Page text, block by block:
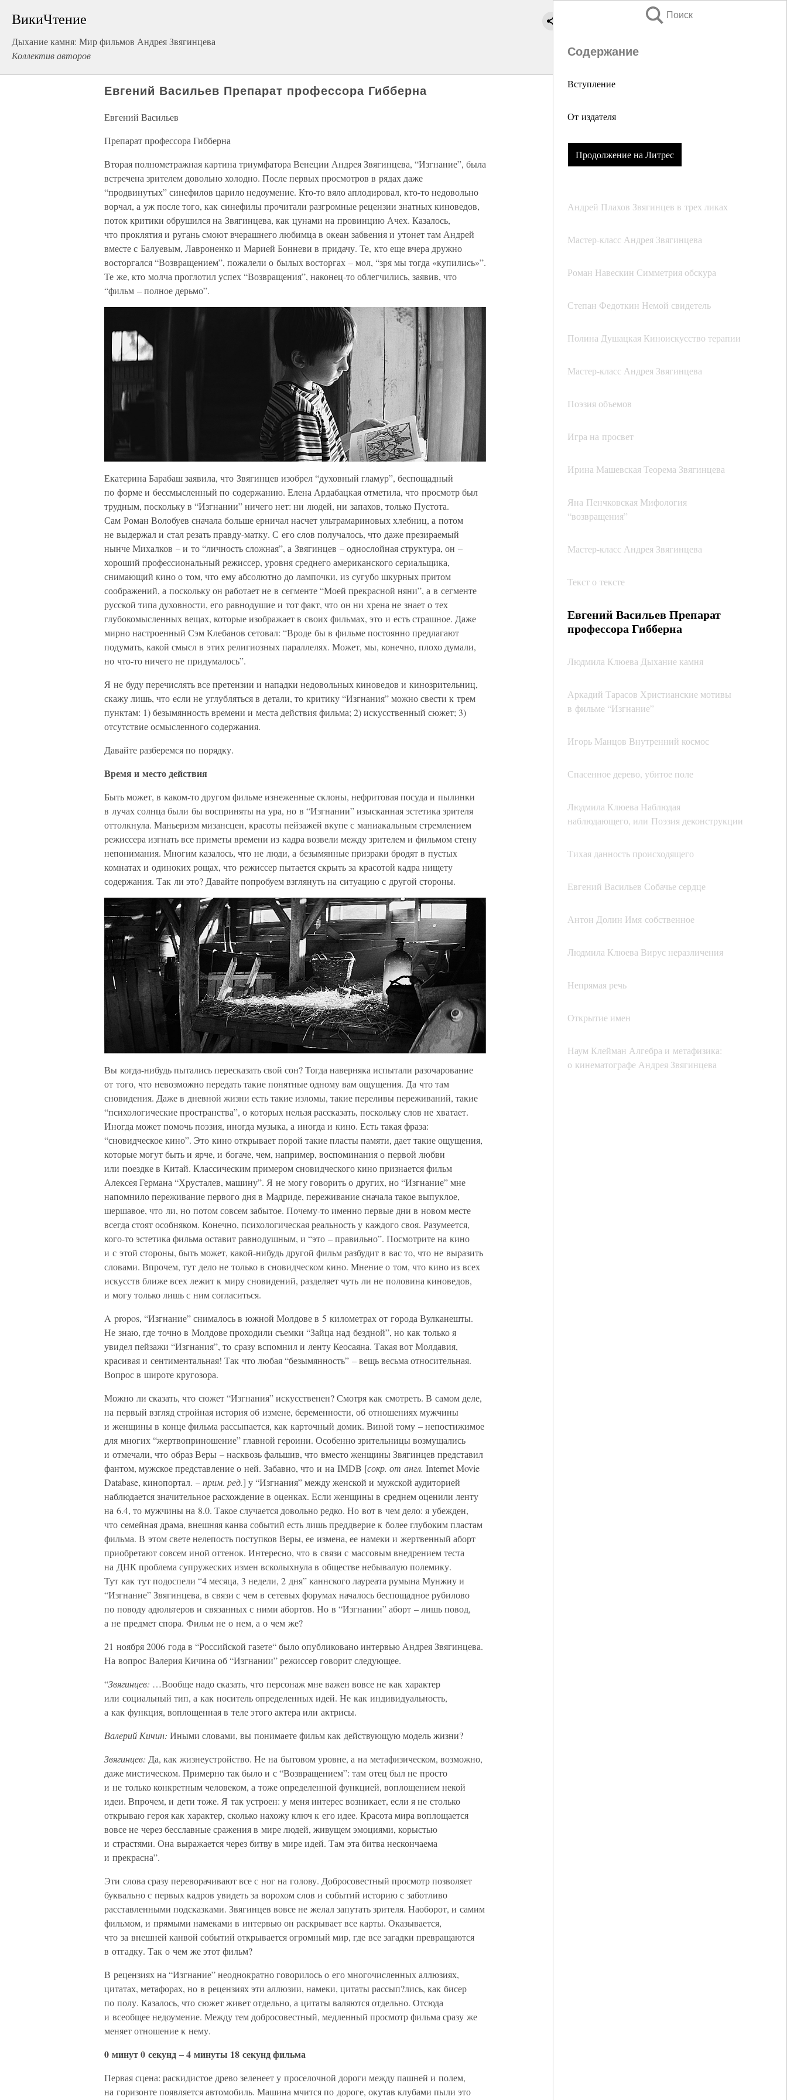
ВикиЧтение
Дыхание камня: Мир фильмов Андрея Звягинцева
Коллектив авторов
Поиск
Содержание
Вступление
От издателя
Продолжение на Литрес
Андрей Плахов Звягинцев в трех ликах
Мастер-класс Андрея Звягинцева
Роман Навескин Симметрия обскура
Степан Федоткин Немой свидетель
Полина Душацкая Киноискусство терапии
Мастер-класс Андрея Звягинцева
Поэзия объемов
Игра на просвет
Ирина Машевская Теорема Звягинцева
Яна Пенчковская Мифология
“возвращения”
Мастер-класс Андрея Звягинцева
Текст о тексте
Евгений Васильев Препарат
профессора Гибберна
Людмила Клюева Дыхание камня
Аркадий Тарасов Христианские мотивы
в фильме “Изгнание”
Игорь Манцов Внутренний космос
Спасенное дерево, убитое поле
Людмила Клюева Наблюдая
наблюдающего, или Поэзия деконструкции
Тихая данность происходящего
Евгений Васильев Собачье сердце
Антон Долин Имя собственное
Людмила Клюева Вирус неразличения
Непрямая речь
Открытие имен
Наум Клейман Алгебра и метафизика:
о кинематографе Андрея Звягинцева
Евгений Васильев Препарат профессора Гибберна
Евгений Васильев
Препарат профессора Гибберна
Вторая полнометражная картина триумфатора Венеции Андрея Звягинцева, “Изгнание”, была
встречена зрителем довольно холодно. После первых просмотров в рядах даже
“продвинутых” синефилов царило недоумение. Кто-то вяло аплодировал, кто-то недовольно
ворчал, а уж после того, как синефилы прочитали разгромные рецензии знатных киноведов,
поток критики обрушился на Звягинцева, как цунами на провинцию Ачех. Казалось,
что проклятия и ругань смоют вчерашнего любимца в океан забвения и утонет там Андрей
вместе с Балуевым, Лавроненко и Марией Бонневи в придачу. Те, кто еще вчера дружно
восторгался “Возвращением”, пожалели о былых восторгах – мол, “зря мы тогда «купились»”.
Те же, кто молча проглотил успех “Возвращения”, наконец-то облегчились, заявив, что
“фильм – полное дерьмо”.
Екатерина Барабаш заявила, что Звягинцев изобрел “духовный гламур”, беспощадный
по форме и бессмысленный по содержанию. Елена Ардабацкая отметила, что просмотр был
трудным, поскольку в “Изгнании” ничего нет: ни людей, ни запахов, только Пустота.
Сам Роман Волобуев сначала больше ерничал насчет ультрамариновых хлебниц, а потом
не выдержал и стал резать правду-матку. С его слов получалось, что даже презираемый
нынче Михалков – и то “личность сложная”, а Звягинцев – однослойная структура, он –
хороший профессиональный режиссер, уровня среднего американского сериальщика,
снимающий кино о том, что ему абсолютно до лампочки, из сугубо шкурных притом
соображений, а поскольку он работает не в сегменте “Моей прекрасной няни”, а в сегменте
русской типа духовности, его равнодушие и тот факт, что он ни хрена не знает о тех
глубокомысленных вещах, которые изображает в своих фильмах, это и есть страшное. Даже
мирно настроенный Сэм Клебанов сетовал: “Вроде бы в фильме постоянно предлагают
подумать, какой смысл в этих религиозных параллелях. Может, мы, конечно, плохо думали,
но что-то ничего не придумалось”.
Я не буду перечислять все претензии и нападки недовольных киноведов и кинозрительниц,
скажу лишь, что если не углубляться в детали, то критику “Изгнания” можно свести к трем
пунктам: 1) безымянность времени и места действия фильма; 2) искусственный сюжет; 3)
отсутствие осмысленного содержания.
Давайте разберемся по порядку.
Время и место действия
Быть может, в каком-то другом фильме изнеженные склоны, нефритовая посуда и пылинки
в лучах солнца были бы восприняты на ура, но в “Изгнании” изысканная эстетика зрителя
оттолкнула. Маньеризм мизансцен, красоты пейзажей вкупе с маниакальным стремлением
режиссера изгнать все приметы времени из кадра возвели между зрителем и фильмом стену
непонимания. Многим казалось, что не люди, а безымянные призраки бродят в пустых
комнатах и одиноких рощах, что режиссер пытается скрыть за красотой кадра нищету
содержания. Так ли это? Давайте попробуем взглянуть на ситуацию с другой стороны.
Вы когда-нибудь пытались пересказать свой сон? Тогда наверняка испытали разочарование
от того, что невозможно передать такие понятные одному вам ощущения. Да что там
сновидения. Даже в дневной жизни есть такие изломы, такие переливы переживаний, такие
“психологические пространства”, о которых нельзя рассказать, поскольку слов не хватает.
Иногда может помочь поэзия, иногда музыка, а иногда и кино. Есть такая фраза:
“сновидческое кино”. Это кино открывает порой такие пласты памяти, дает такие ощущения,
которые могут быть и ярче, и богаче, чем, например, воспоминания о первой любви
или поездке в Китай. Классическим примером сновидческого кино признается фильм
Алексея Германа “Хрусталев, машину”. Я не могу говорить о других, но “Изгнание” мне
напомнило переживание первого дня в Мадриде, переживание сначала такое выпуклое,
шершавое, что ли, но потом совсем забытое. Почему-то именно первые дни в новом месте
всегда стоят особняком. Конечно, психологическая реальность у каждого своя. Разумеется,
кого-то эстетика фильма оставит равнодушным, и “это – правильно”. Посмотрите на кино
и с этой стороны, быть может, какой-нибудь другой фильм разбудит в вас то, что не выразить
словами. Впрочем, тут дело не только в сновидческом кино. Мнение о том, что кино из всех
искусств ближе всех лежит к миру сновидений, разделяет чуть ли не половина киноведов,
и могу только лишь с ним согласиться.
A propos, “Изгнание” снималось в южной Молдове в 5 километрах от города Вулканешты.
Не знаю, где точно в Молдове проходили съемки “Зайца над бездной”, но как только я
увидел пейзажи “Изгнания”, то сразу вспомнил и ленту Кеосаяна. Такая вот Молдавия,
красивая и сентиментальная! Так что любая “безымянность” – вещь весьма относительная.
Вопрос в широте кругозора.
Можно ли сказать, что сюжет “Изгнания” искусственен? Смотря как смотреть. В самом деле,
на первый взгляд стройная история об измене, беременности, об отношениях мужчины
и женщины в конце фильма рассыпается, как карточный домик. Виной тому – непостижимое
для многих “жертвоприношение” главной героини. Особенно зрительницы возмущались
и отмечали, что образ Веры – насквозь фальшив, что вместо женщины Звягинцев представил
фантом, мужское представление о ней. Забавно, что и на IMDB [сокр. от англ. Internet Movie
Database, кинопортал. –прим. ред.] у “Изгнания” между женской и мужской аудиторией
наблюдается значительное расхождение в оценках. Если женщины в среднем оценили ленту
на 6.4, то мужчины на 8.0. Такое случается довольно редко. Но вот в чем дело: я убежден,
что семейная драма, внешняя канва событий есть лишь преддверие к более глубоким пластам
фильма. В этом свете нелепость поступков Веры, ее измена, ее намеки и жертвенный аборт
приобретают совсем иной оттенок. Интересно, что в связи с массовым внедрением теста
на ДНК проблема супружеских измен всколыхнула в обществе небывалую полемику.
Тут как тут подоспели “4 месяца, 3 недели, 2 дня” каннского лауреата румына Мунжиу и
“Изгнание” Звягинцева, в связи с чем в сетевых форумах началось беспощадное рубилово
по поводу адюльтеров и связанных с ними абортов. Но в “Изгнании” аборт – лишь повод,
а не предмет спора. Фильм не о нем, а о чем же?
21 ноября 2006 года в “Российской газете“ было опубликовано интервью Андрея Звягинцева.
На вопрос Валерия Кичина об “Изгнании” режиссер говорит следующее.
“Звягинцев: …Вообще надо сказать, что персонаж мне важен вовсе не как характер
или социальный тип, а как носитель определенных идей. Не как индивидуальность,
а как функция, воплощенная в теле этого актера или актрисы.
Валерий Кичин: Иными словами, вы понимаете фильм как действующую модель жизни?
Звягинцев: Да, как жизнеустройство. Не на бытовом уровне, а на метафизическом, возможно,
даже мистическом. Примерно так было и с “Возвращением”: там отец был не просто
и не только конкретным человеком, а тоже определенной функцией, воплощением некой
идеи. Впрочем, и дети тоже. Я так устроен: у меня интерес возникает, если я не столько
открываю героя как характер, сколько нахожу ключ к его идее. Красота мира воплощается
вовсе не через бесславные сражения в мире людей, живущем эмоциями, корыстью
и страстями. Она выражается через битву в мире идей. Там эта битва нескончаема
и прекрасна”.
Эти слова сразу переворачивают все с ног на голову. Добросовестный просмотр позволяет
буквально с первых кадров увидеть за ворохом слов и событий историю с заботливо
расставленными подсказками. Звягинцев вовсе не желал запутать зрителя. Наоборот, и самим
фильмом, и прямыми намеками в интервью он раскрывает все карты. Оказывается,
что за внешней канвой событий открывается огромный мир, где все загадки превращаются
в отгадку. Так о чем же этот фильм?
В рецензиях на “Изгнание” неоднократно говорилось о его многочисленных аллюзиях,
цитатах, метафорах, но в рецензиях эти аллюзии, намеки, цитаты рассып?лись, как бисер
по полу. Казалось, что сюжет живет отдельно, а цитаты валяются отдельно. Отсюда
и всеобщее недоумение. Между тем добросовестный, медленный просмотр фильма сразу же
меняет отношение к нему.
0 минут 0 секунд – 4 минуты 18 секунд фильма
Первая сцена: раскидистое древо зеленеет у проселочной дороги между пашней и полем,
на горизонте появляется автомобиль. Машина мчится по дороге, окутав клубами пыли это